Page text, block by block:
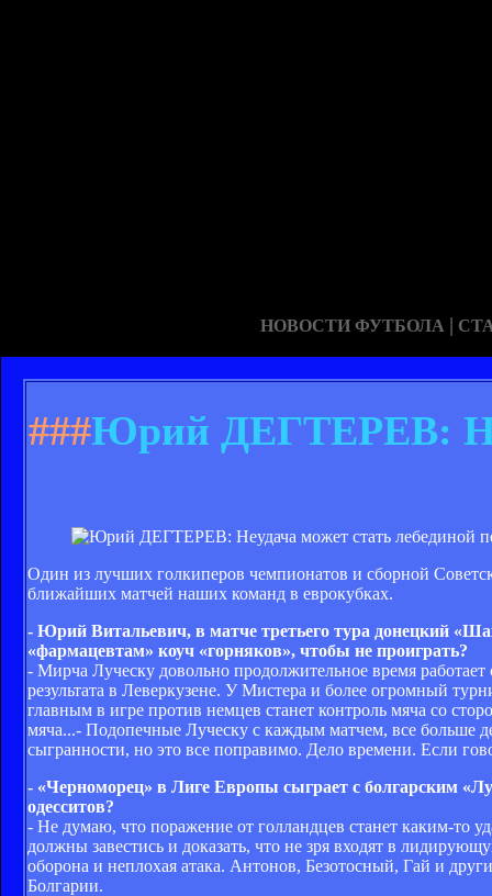
НОВОСТИ ФУТБОЛА |
###Юрий ДЕГТЕРЕВ:
Один из лучших голкиперов чемпионатов и сборной
ближайших матчей наших команд в еврокубках.
- Юрий Витальевич, в матче третьего тура донецкий
«фармацевтам» коуч «горняков», чтобы не проиграть?
- Мирча Луческу довольно продолжительное время
результата в Леверкузене. У Мистера и более огромный
главным в игре против немцев станет контроль мяча со
мяча...- Подопечные Луческу с каждым матчем, все больше
сыгранности, но это все поправимо. Дело времени. Если
- «Черноморец» в Лиге Европы сыграет с болгарским
одесситов?
- Не думаю, что поражение от голландцев станет каким-то
должны завестись и доказать, что не зря входят в
оборона и неплохая атака. Антонов, Безотосный, Гай и
Болгарии.